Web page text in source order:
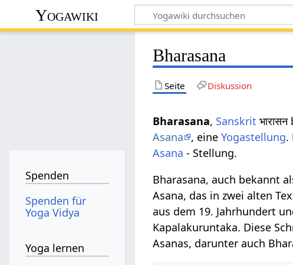
Yogawiki
Bharasana
Seite Diskussion
Bharasana, Sanskrit
Asana
, eineYogastellung.
Asana - Stellung.
Bharasana, auch bekannt
Asana, das in zwei alten
aus dem 19. Jahrhundert
Kapalakuruntaka. Diese
Asanas, darunter auch
Spenden
Spenden für
Yoga Vidya
Yoga lernen